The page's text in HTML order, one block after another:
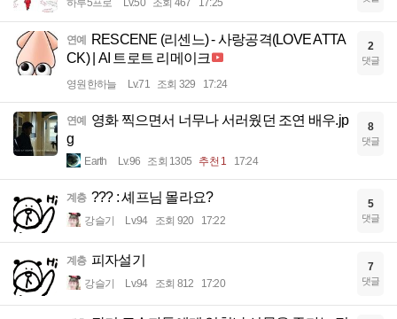
하루5프로 Lv.50 조회 467 17:25
연예
RESCENE (리센느) - 사랑공격(LOVE ATTA
CK) | AI 트로트 리메이크
영원한하늘 Lv.71 조회 329 17:24
2
댓글
연예
영화 찍으면서 너무나 서러웠던 조연 배우.jp
g
Earth Lv.96 조회 1305 추천 1 17:24
8
댓글
계층 ??? : 셰프님 몰라요?
강슬기 Lv.94 조회 920 17:22
5
댓글
계층 피자설기
강슬기 Lv.94 조회 812 17:20
7
댓글